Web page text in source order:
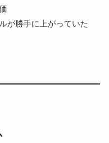
が勝手に上がっていた